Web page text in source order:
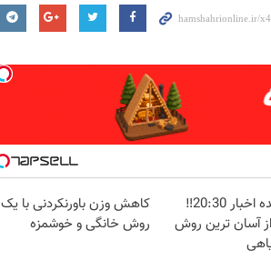
پخش زنده اخبار 20:30‼️
آسان ترین روش
کاهش وزن باورنکردنی با یک
روش خانگی و خوشمزه